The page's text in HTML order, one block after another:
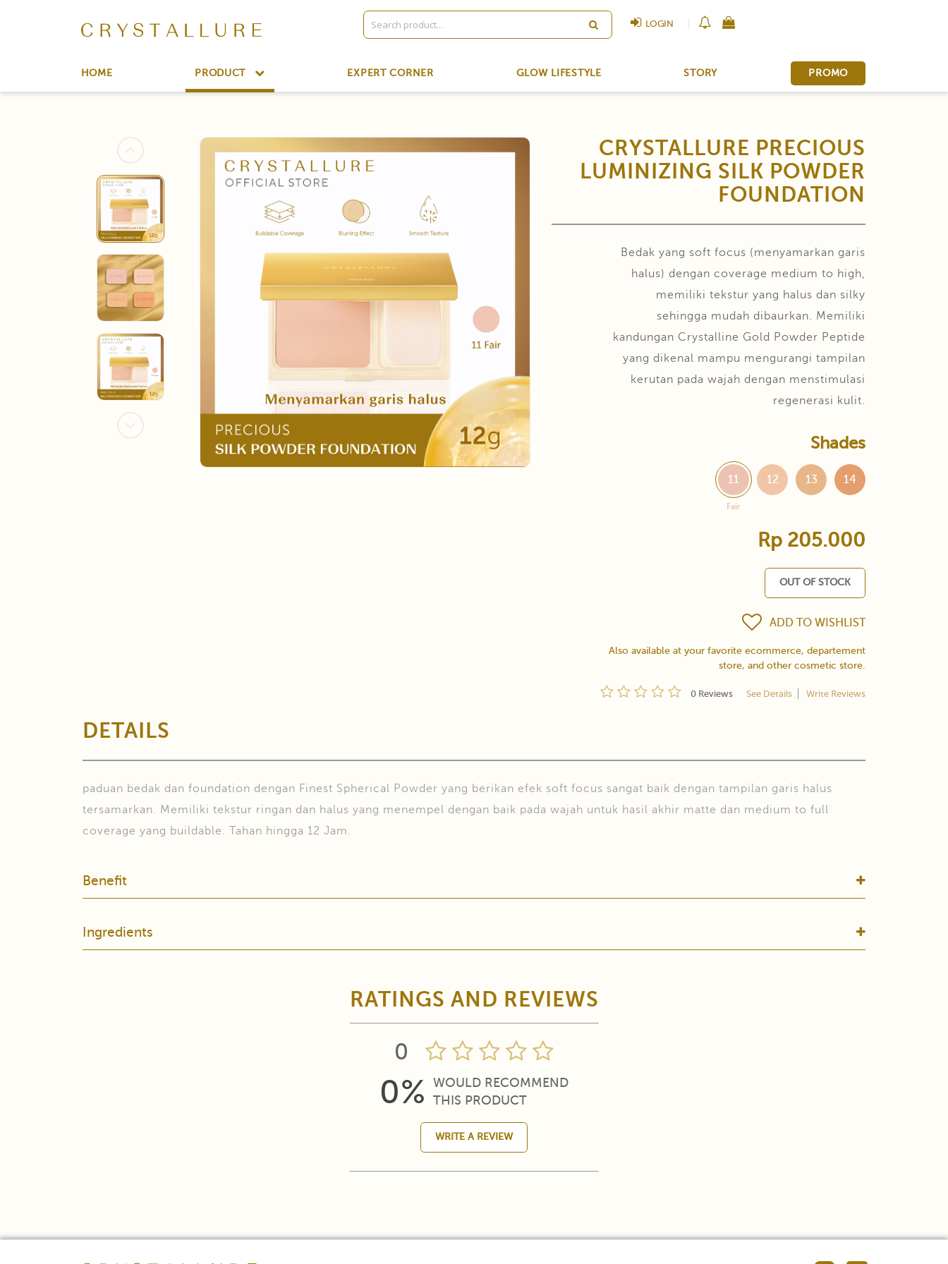
LOGIN
HOME PRODUCT EXPERT CORNER GLOW LIFESTYLE STORY PROMO
CRYSTALLURE PRECIOUS
LUMINIZING SILK POWDER
FOUNDATION
Bedak yang soft focus (menyamarkan garis
halus) dengan coverage medium to high,
memiliki tekstur yang halus dan silky
sehingga mudah dibaurkan. Memiliki
kandungan Crystalline Gold Powder Peptide
yang dikenal mampu mengurangi tampilan
kerutan pada wajah dengan menstimulasi
regenerasi kulit.
Shades
11
Fair
12 13 14
Rp 205.000
OUT OF STOCK
ADD TO WISHLIST
Also available at your favorite ecommerce, departement
store, and other cosmetic store.
0 Reviews See Details Write Reviews
DETAILS
paduan bedak dan foundation dengan Finest Spherical Powder yang berikan efek soft focus sangat baik dengan tampilan garis halus
tersamarkan. Memiliki tekstur ringan dan halus yang menempel dengan baik pada wajah untuk hasil akhir matte dan medium to full
coverage yang buildable. Tahan hingga 12 Jam.
Benefit
Ingredients
RATINGS AND REVIEWS
0
0%
WOULD RECOMMEND
THIS PRODUCT
WRITE A REVIEW